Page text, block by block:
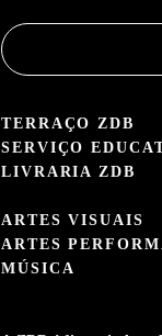
TERRAÇO ZDB
SERVIÇO
LIVRARIA ZDB
ARTES VISUAIS
ARTES
MÚSICA